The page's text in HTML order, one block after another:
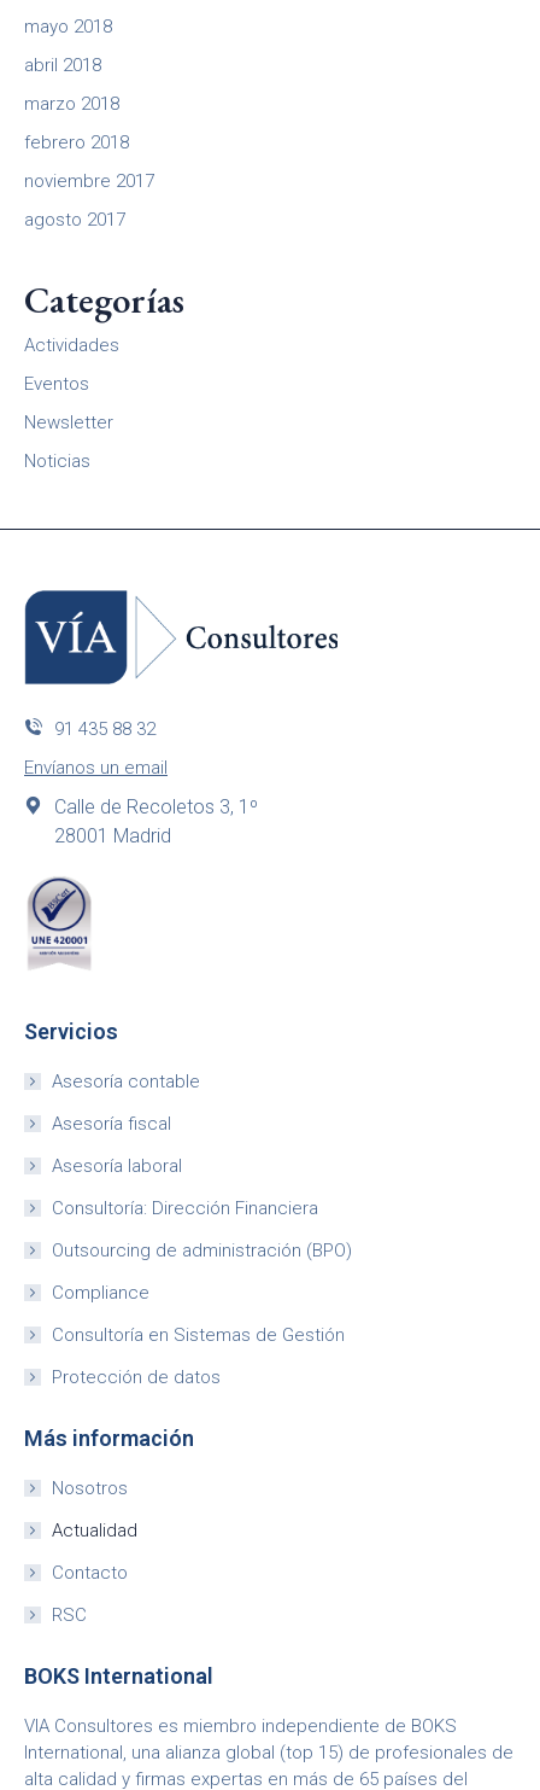
mayo 2018
abril 2018
marzo 2018
febrero 2018
noviembre 2017
agosto 2017
Categorías
Actividades
Eventos
Newsletter
Noticias
91 435 88 32
Envíanos un email
Calle de Recoletos 3, 1º
28001 Madrid
Servicios
Asesoría contable
Asesoría fiscal
Asesoría laboral
Consultoría: Dirección Financiera
Outsourcing de administración (BPO)
Compliance
Consultoría en Sistemas de Gestión
Protección de datos
Más información
Nosotros
Actualidad
Contacto
RSC
BOKS International
VIA Consultores es miembro independiente de BOKS
International, una alianza global (top 15) de profesionales de
alta calidad y firmas expertas en más de 65 países del